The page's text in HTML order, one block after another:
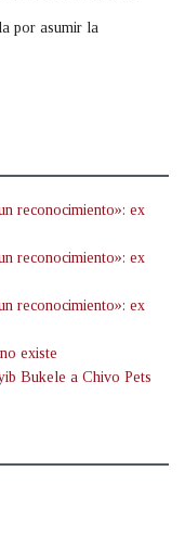
por asumir la
reconocimiento»: ex
reconocimiento»: ex
reconocimiento»: ex
existe
Bukele a Chivo Pets